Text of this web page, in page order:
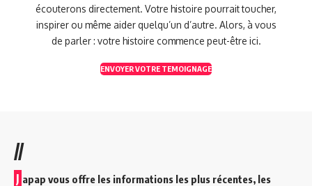
écouterons directement. Votre histoire pourrait toucher,
inspirer ou même aider quelqu’un d’autre. Alors, à vous
de parler : votre histoire commence peut-être ici.
ENVOYER VOTRE TEMOIGNAGE
//
J apap vous offre les informations les plus récentes, les